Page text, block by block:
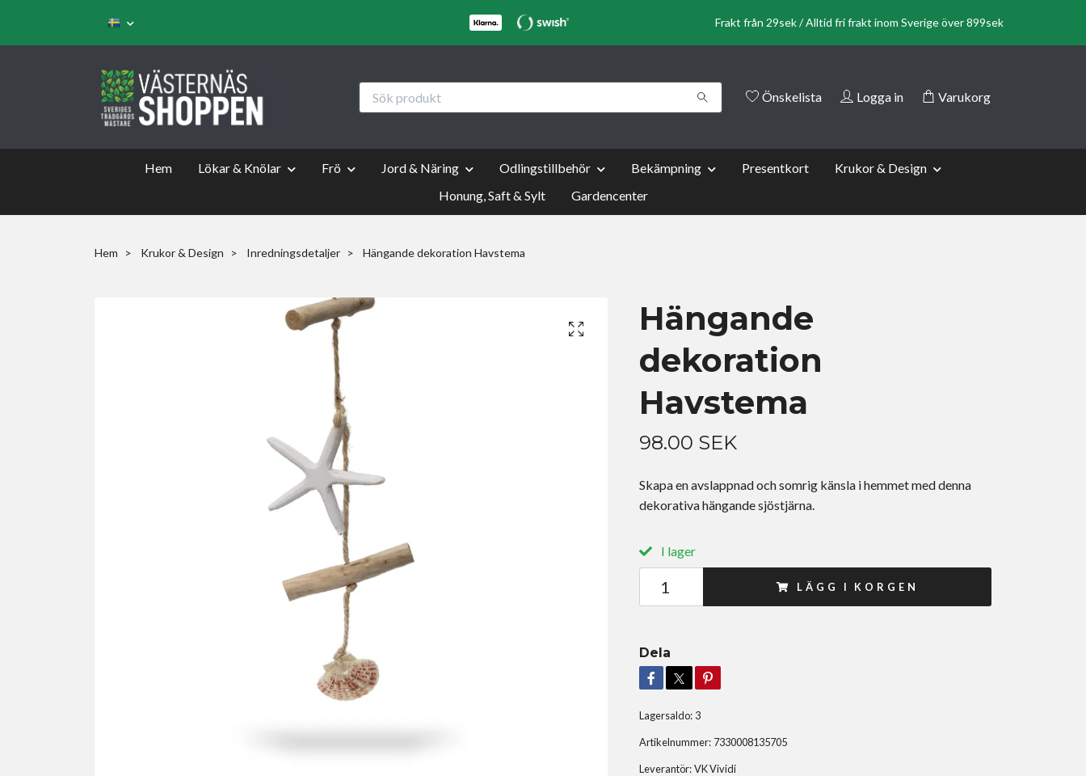
Frakt från 29sek / Alltid fri frakt inom Sverige över 899sek
Önskelista Logga in Varukorg
Hem Lökar & Knölar Frö Jord & Näring Odlingstillbehör Bekämpning Presentkort
Krukor & Design
Honung, Saft & Sylt
Gardencenter
Hem Krukor & Design Inredningsdetaljer Hängande dekoration Havstema
Hängande
dekoration
Havstema
98.00 SEK
Skapa en avslappnad och somrig känsla i hemmet med denna
dekorativa hängande sjöstjärna.
I lager
LÄGG I KORGEN
Dela
Lagersaldo: 3
Artikelnummer: 7330008135705
Leverantör:VK Vividi